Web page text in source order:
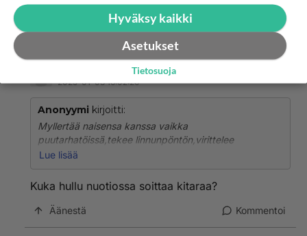
paljon vaadittu?🤷‍♀️
Äänestä Kommentoi
2025-01-03 16:02:26
Anonyymi kirjoitti:
Myllertää naisensa kanssa vaikka
puutarhatöissä,tekee linnunpöntön,virittelee
puutarhaan valot,sytyttää notskin ja soittaa siinä
paljon vaadittu?🤷‍♀️
Lue lisää
Kuka hullu nuotiossa soittaa kitaraa?
Äänestä Kommentoi
Hyväksy kaikki
Asetukset
Tietosuoja